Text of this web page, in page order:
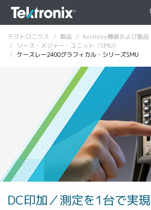
ENGLISH
FRANÇAIS
DEUTSCH
VIỆT NAM
简体中文
日本語
テクトロニクス 製品
Keithley機器および製品
ソース・メジャー・ユニット（SMU）
ケースレー2400グラフィカル・シリーズSMU
DC印加／測定を1台で実現